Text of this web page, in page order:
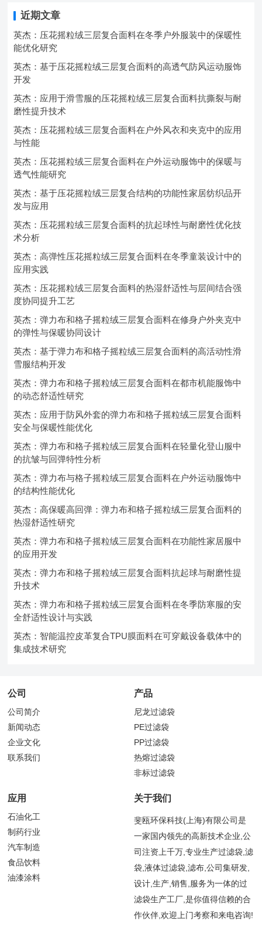
近期文章
英杰：压花摇粒绒三层复合面料在冬季户外服装中的保暖性
能优化研究
英杰：基于压花摇粒绒三层复合面料的高透气防风运动服饰
开发
英杰：应用于滑雪服的压花摇粒绒三层复合面料抗撕裂与耐
磨性提升技术
英杰：压花摇粒绒三层复合面料在户外风衣和夹克中的应用
与性能
英杰：压花摇粒绒三层复合面料在户外运动服饰中的保暖与
透气性能研究
英杰：基于压花摇粒绒三层复合结构的功能性家居纺织品开
发与应用
英杰：压花摇粒绒三层复合面料的抗起球性与耐磨性优化技
术分析
英杰：高弹性压花摇粒绒三层复合面料在冬季童装设计中的
应用实践
英杰：压花摇粒绒三层复合面料的热湿舒适性与层间结合强
度协同提升工艺
英杰：弹力布和格子摇粒绒三层复合面料在修身户外夹克中
的弹性与保暖协同设计
英杰：基于弹力布和格子摇粒绒三层复合面料的高活动性滑
雪服结构开发
英杰：弹力布和格子摇粒绒三层复合面料在都市机能服饰中
的动态舒适性研究
英杰：应用于防风外套的弹力布和格子摇粒绒三层复合面料
安全与保暖性能优化
英杰：弹力布和格子摇粒绒三层复合面料在轻量化登山服中
的抗皱与回弹特性分析
英杰：弹力布与格子摇粒绒三层复合面料在户外运动服饰中
的结构性能优化
英杰：高保暖高回弹：弹力布和格子摇粒绒三层复合面料的
热湿舒适性研究
英杰：弹力布和格子摇粒绒三层复合面料在功能性家居服中
的应用开发
英杰：弹力布和格子摇粒绒三层复合面料抗起球与耐磨性提
升技术
英杰：弹力布和格子摇粒绒三层复合面料在冬季防寒服的安
全舒适性设计与实践
英杰：智能温控皮革复合TPU膜面料在可穿戴设备载体中的
集成技术研究
公司
公司简介
新闻动态
企业文化
联系我们
产品
尼龙过滤袋
PE过滤袋
PP过滤袋
热熔过滤袋
非标过滤袋
应用
石油化工
制药行业
汽车制造
食品饮料
油漆涂料
关于我们
斐瓯环保科技(上海)有限公司是
一家国内领先的高新技术企业,公
司注资上千万,专业生产过滤袋,滤
袋,液体过滤袋,滤布,公司集研发,
设计,生产,销售,服务为一体的过
滤袋生产工厂,是你值得信赖的合
作伙伴,欢迎上门考察和来电咨询!